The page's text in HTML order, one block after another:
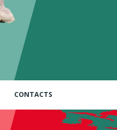
CONTACTS